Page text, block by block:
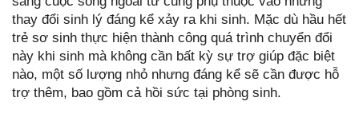
thay đổi sinh lý đáng kể xảy ra khi sinh. Mặc dù hầu hết
trẻ sơ sinh thực hiện thành công quá trình chuyển đổi
này khi sinh mà không cần bất kỳ sự trợ giúp đặc biệt
nào, một số lượng nhỏ nhưng đáng kể sẽ cần được hỗ
trợ thêm, bao gồm cả hồi sức tại phòng sinh.